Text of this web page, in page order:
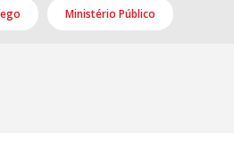
Ministério Público